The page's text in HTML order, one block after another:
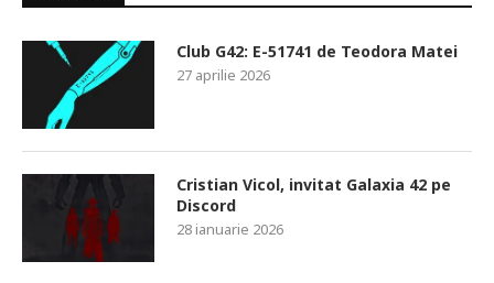
Club G42: E-51741 de Teodora Matei
27 aprilie 2026
Cristian Vicol, invitat Galaxia 42 pe
Discord
28 ianuarie 2026